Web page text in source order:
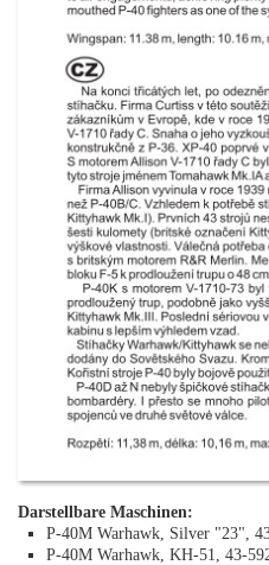
Darstellbare Maschinen:
P-40M Warhawk, Silver "23",
P-40M Warhawk, KH-51, 43-